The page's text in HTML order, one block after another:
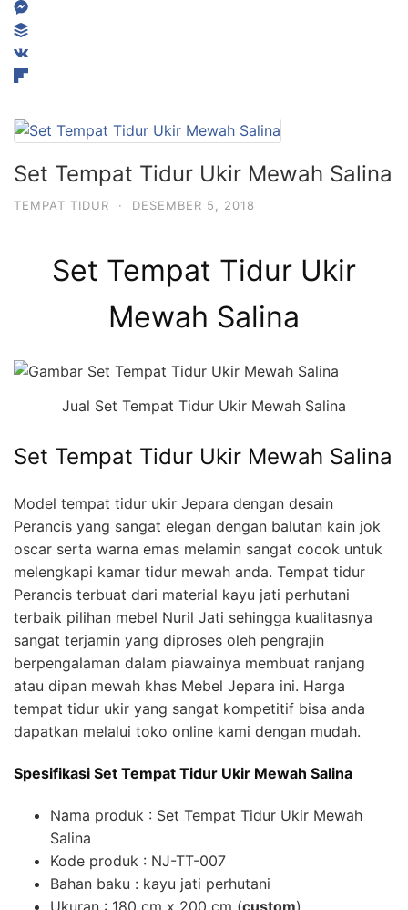
Set Tempat Tidur Ukir Mewah Salina
TEMPAT TIDUR · DESEMBER 5, 2018
Set Tempat Tidur Ukir
Mewah Salina
Jual Set Tempat Tidur Ukir Mewah Salina
Set Tempat Tidur Ukir Mewah Salina
Model tempat tidur ukir Jepara dengan desain
Perancis yang sangat elegan dengan balutan kain jok
oscar serta warna emas melamin sangat cocok untuk
melengkapi kamar tidur mewah anda. Tempat tidur
Perancis terbuat dari material kayu jati perhutani
terbaik pilihan mebel Nuril Jati sehingga kualitasnya
sangat terjamin yang diproses oleh pengrajin
berpengalaman dalam piawainya membuat ranjang
atau dipan mewah khas Mebel Jepara ini. Harga
tempat tidur ukir yang sangat kompetitif bisa anda
dapatkan melalui toko online kami dengan mudah.
Spesifikasi Set Tempat Tidur Ukir Mewah Salina
Nama produk : Set Tempat Tidur Ukir Mewah
Salina
Kode produk : NJ-TT-007
Bahan baku : kayu jati perhutani